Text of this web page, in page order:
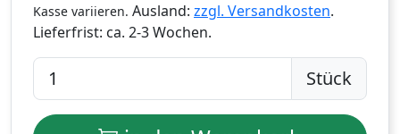
Kasse variieren. Ausland: zzgl. Versandkosten.
Lieferfrist: ca. 2-3 Wochen.
Stück